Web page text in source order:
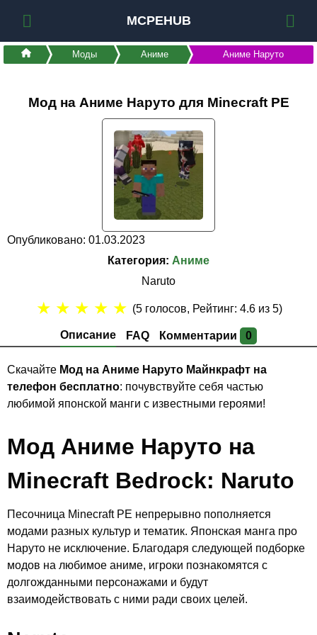
MCPEHUB
Моды Аниме Аниме Наруто
Мод на Аниме Наруто для Minecraft PE
Опубликовано: 01.03.2023
Категория: Аниме
Naruto
Описание FAQ Комментарии 0
★ ★ ★ ★ ★ (5голосов, Рейтинг: 4.6из 5)
Скачайте Мод на Аниме Наруто Майнкрафт на
телефон бесплатно: почувствуйте себя частью
любимой японской манги с известными героями!
Мод Аниме Наруто на
Minecraft Bedrock: Naruto
Песочница Minecraft PE непрерывно пополняется
модами разных культур и тематик. Японская манга про
Наруто не исключение. Благодаря следующей подборке
модов на любимое аниме, игроки познакомятся с
долгожданными персонажами и будут
взаимодействовать с ними ради своих целей.